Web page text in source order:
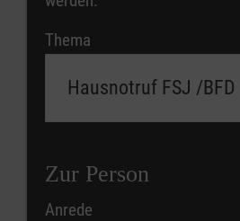
Thema
Zur Person
Anrede